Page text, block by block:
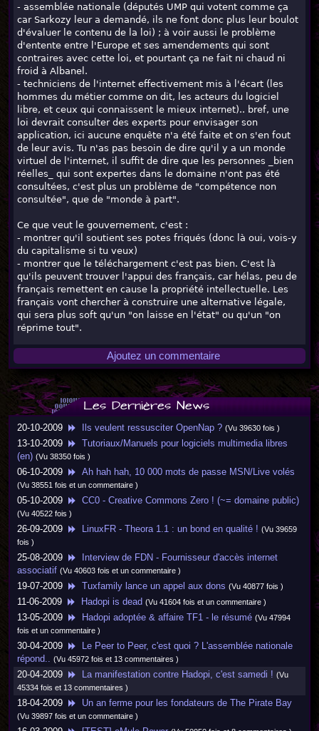
- assemblée nationale (députés UMP qui votent comme ça
car Sarkozy leur a demandé, ils ne font donc plus leur boulot
d'évaluer le contenu de la loi) ; à voir aussi le problème
d'entente entre l'Europe et ses amendements qui sont
contraires avec cette loi, et pourtant ça ne fait ni chaud ni
froid à Albanel.
- techniciens de l'internet effectivement mis à l'écart (les
hommes du métier comme on dit, les acteurs du logiciel
libre, et ceux qui connaissent le mieux internet).. bref, une
loi devrait consulter des experts pour envisager son
application, ici aucune enquête n'a été faite et on s'en fout
de leur avis. Tu n'as pas besoin de dire qu'il y a un monde
virtuel de l'internet, il suffit de dire que les personnes _bien
réelles_ qui sont expertes dans le domaine n'ont pas été
consultées, c'est plus un problème de "compétence non
consultée", que de "monde à part".
Ce que veut le gouvernement, c'est :
- montrer qu'il soutient ses potes friqués (donc là oui, vois-y
du capitalisme si tu veux)
- montrer que le téléchargement c'est pas bien. C'est là
qu'ils peuvent trouver l'appui des français, car hélas, peu de
français remettent en cause la propriété intellectuelle. Les
français vont chercher à construire une alternative légale,
qui sera plus soft qu'un "on laisse en l'état" ou qu'un "on
réprime tout".
Ajoutez un commentaire
Les Dernières News
20-10-2009 Ils veulent ressusciter OpenNap ? (Vu 39630 fois )
13-10-2009
Tutoriaux/Manuels pour logiciels multimedia libres
(en) (Vu 38350 fois )
06-10-2009 Ah hah hah, 10 000 mots de passe MSN/Live volés
(Vu 38551 fois et un commentaire )
05-10-2009 CC0 - Creative Commons Zero ! (~= domaine public)
(Vu 40522 fois )
26-09-2009 LinuxFR - Theora 1.1 : un bond en qualité ! (Vu 39659
fois )
25-08-2009
Interview de FDN - Fournisseur d'accès internet
associatif (Vu 40603 fois et un commentaire )
19-07-2009 Tuxfamily lance un appel aux dons (Vu 40877 fois )
11-06-2009 Hadopi is dead (Vu 41604 fois et un commentaire )
13-05-2009 Hadopi adoptée & affaire TF1 - le résumé (Vu 47994
fois et un commentaire )
30-04-2009
Le Peer to Peer, c'est quoi ? L'assemblée nationale
répond..
(Vu 45972 fois et 13 commentaires )
20-04-2009 La manifestation contre Hadopi, c'est samedi ! (Vu
45334 fois et 13 commentaires )
18-04-2009 Un an ferme pour les fondateurs de The Pirate Bay
(Vu 39897 fois et un commentaire )